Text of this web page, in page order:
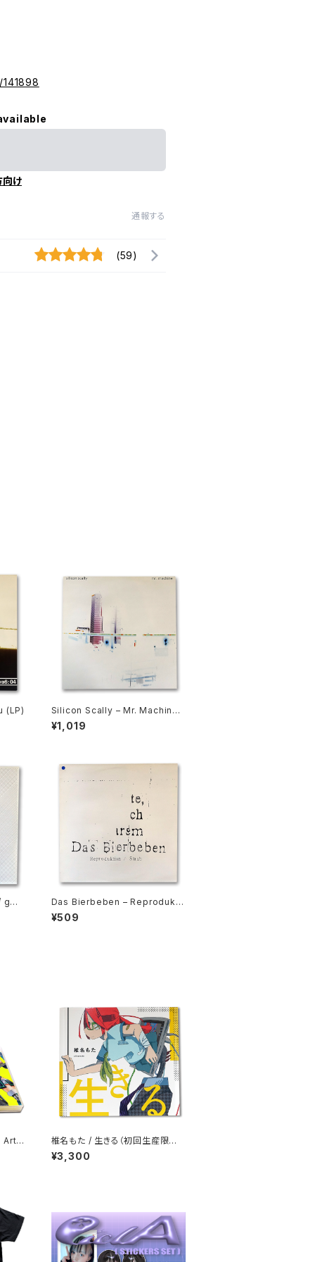
向け
通報する
(59)
(LP)
Silicon Scally ‎– Mr. Machine
(2LP)
¥1,019
Das Bierbeben ‎– Reprodukti
on / Staub (12” EP)
¥509
Artis
椎名もた / 生きる（初回生産限定
盤）
¥3,300